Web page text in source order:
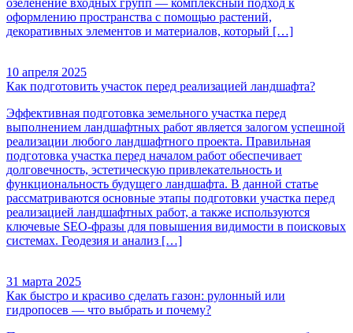
оформлению пространства с помощью растений,
декоративных элементов и материалов, который […]
10 апреля 2025
Как подготовить участок перед реализацией ландшафта?
Эффективная подготовка земельного участка перед
выполнением ландшафтных работ является залогом успешной
реализации любого ландшафтного проекта. Правильная
подготовка участка перед началом работ обеспечивает
долговечность, эстетическую привлекательность и
функциональность будущего ландшафта. В данной статье
рассматриваются основные этапы подготовки участка перед
реализацией ландшафтных работ, а также используются
ключевые SEO-фразы для повышения видимости в поисковых
системах. Геодезия и анализ […]
31 марта 2025
Как быстро и красиво сделать газон: рулонный или
гидропосев — что выбрать и почему?